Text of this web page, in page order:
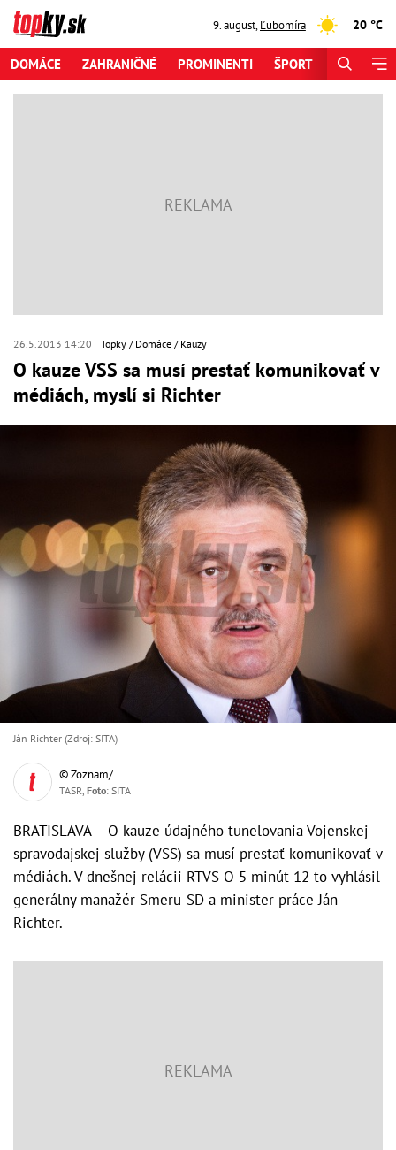
9. august,Ľubomíra 20 °C
DOMÁCE ZAHRANIČNÉ PROMINENTI ŠPORT
26.5.2013 14:20 Topky Domáce Kauzy
O kauze VSS sa musí prestať komunikovať v
médiách, myslí si Richter
Ján Richter (Zdroj: SITA)
© Zoznam/
TASR, Foto: SITA
BRATISLAVA – O kauze údajného tunelovania Vojenskej
spravodajskej služby (VSS) sa musí prestať komunikovať v
médiách. V dnešnej relácii RTVS O 5 minút 12 to vyhlásil
generálny manažér Smeru-SD a minister práce Ján
Richter.